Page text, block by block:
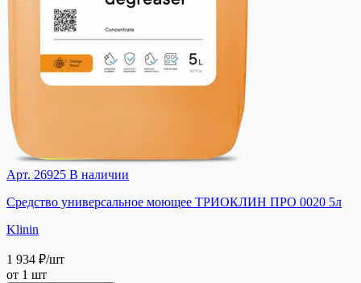
Арт. 26925 В наличии
Средство универсальное моющее ТРИОКЛИН ПРО 0020 5л
Klinin
1 934 ₽/шт
от 1 шт